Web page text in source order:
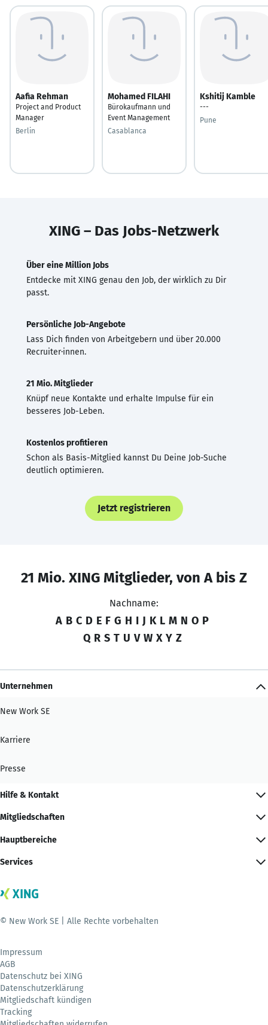
Aafia Rehman
Project and Product
Manager
Berlin
Mohamed FILAHI
Bürokaufmann und
Event Management
Casablanca
Kshitij Kamble
---
Pune
XING – Das Jobs-Netzwerk
Über eine Million Jobs
Entdecke mit XING genau den Job, der wirklich zu Dir
passt.
Persönliche Job-Angebote
Lass Dich finden von Arbeitgebern und über 20.000
Recruiter·innen.
21 Mio. Mitglieder
Knüpf neue Kontakte und erhalte Impulse für ein
besseres Job-Leben.
Kostenlos profitieren
Schon als Basis-Mitglied kannst Du Deine Job-Suche
deutlich optimieren.
Jetzt registrieren
21 Mio. XING Mitglieder, von A bis Z
Nachname:
A B C D E F G H I J K L M N O P
Q R S T U V W X Y Z
Unternehmen
New Work SE
Karriere
Presse
Hilfe & Kontakt
Mitgliedschaften
Hauptbereiche
Services
© New Work SE | Alle Rechte vorbehalten
Impressum
AGB
Datenschutz bei XING
Datenschutzerklärung
Mitgliedschaft kündigen
Tracking